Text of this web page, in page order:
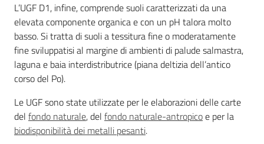
L’UGF D1, infine, comprende suoli caratterizzati da una
elevata componente organica e con un pH talora molto
basso. Si tratta di suoli a tessitura fine o moderatamente
fine sviluppatisi al margine di ambienti di palude salmastra,
laguna e baia interdistributrice (piana deltizia dell’antico
corso del Po).
Le UGF sono state utilizzate per le elaborazioni delle carte
del fondo naturale, del fondo naturale-antropicoe per la
biodisponibilità dei metalli pesanti.